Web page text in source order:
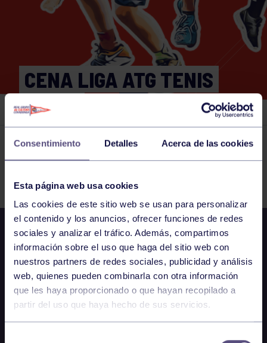
Consentimiento Detalles Acerca de las cookies
Esta página web usa cookies
Las cookies de este sitio web se usan para personalizar
el contenido y los anuncios, ofrecer funciones de redes
sociales y analizar el tráfico. Además, compartimos
información sobre el uso que haga del sitio web con
nuestros partners de redes sociales, publicidad y análisis
web, quienes pueden combinarla con otra información
que les haya proporcionado o que hayan recopilado a
partir del uso que haya hecho de sus servicios.
CENA LIGA ATG TENIS
24/25